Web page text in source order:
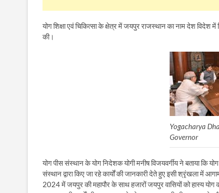
योग शिक्षा एवं चिकित्सा के क्षेत्र में जयपुर राजस्थान का नाम देश विदेश
की।
Yogacharya
Governor
योग पीस संस्थान के योग निदेशक योगी मनीष विजयवर्गीय ने बताया कि
संस्थान द्वारा किए जा रहे कार्यों की जानकारी देते हुए इसी श्रृंखला में
2024 में जयपुर की महापौर के साथ हजारों जयपुर वासियों को हास्य योग